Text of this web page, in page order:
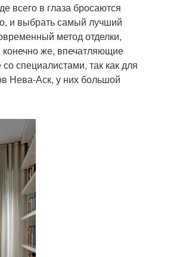
всего в глаза бросаются
и выбрать самый лучший
метод отделки,
конечно же, впечатляющие
специалистами, так как для
Нева-Аск, у них большой